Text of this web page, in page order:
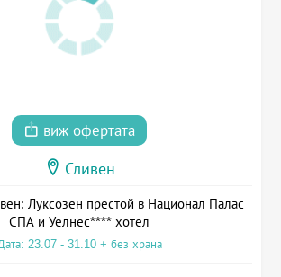
виж офертата
Сливен
Луксозен престой в Национал Палас
СПА и Уелнес**** хотел
23.07 - 31.10 + без храна